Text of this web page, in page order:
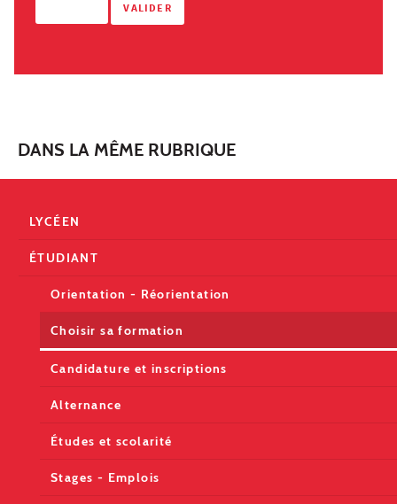
DANS LA MÊME RUBRIQUE
LYCÉEN
ÉTUDIANT
Orientation - Réorientation
Choisir sa formation
Candidature et inscriptions
Alternance
Études et scolarité
Stages - Emplois